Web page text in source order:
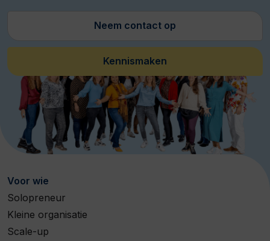
Neem contact op
Kennismaken
Voor wie
Solopreneur
Kleine organisatie
Scale-up